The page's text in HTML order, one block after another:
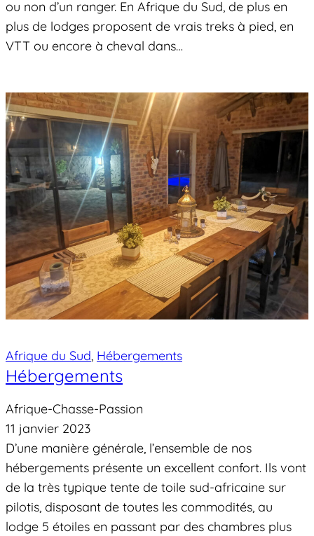
ou non d’un ranger. En Afrique du Sud, de plus en
plus de lodges proposent de vrais treks à pied, en
VTT ou encore à cheval dans…
Afrique du Sud, Hébergements
Hébergements
Afrique-Chasse-Passion
11 janvier 2023
D’une manière générale, l’ensemble de nos
hébergements présente un excellent confort. Ils vont
de la très typique tente de toile sud-africaine sur
pilotis, disposant de toutes les commodités, au
lodge 5 étoiles en passant par des chambres plus